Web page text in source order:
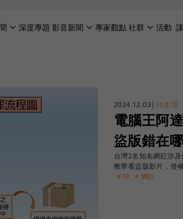
深度專題 影音新聞 專家觀點社群 活動
2024.12.03 | 3C生活
電腦王阿
盜版錯在
台灣2名知名網紅涉
教學看盜版影片，侵
＃IP ＃網紅